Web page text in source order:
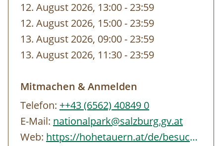
12. August 2026, 13:00- bis
23:59
12. August 2026, 15:00- bis
23:59
13. August 2026, 09:00- bis
23:59
13. August 2026, 11:30- bis
23:59
Mitmachen & Anmelden
Telefon: ++43 (6562) 40849 0
E-Mail: nationalpark@salzburg.gv.at
Web:
https://hohetauern.at/de/besuchen/tourenangebote.html#/erlebnisse/SBG/CD837A88-…